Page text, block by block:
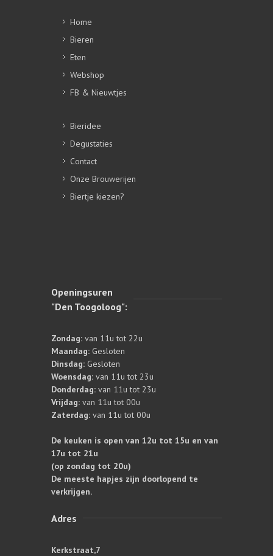
Home
Bieren
Eten
Webshop
FB & Nieuwtjes
Bieridee
Degustaties
Contact
Onze Brouwerijen
Biertje kiezen?
Openingsuren
"Den Toogoloog":
Zondag: van 11u tot 22u
Maandag: Gesloten
Dinsdag: Gesloten
Woensdag: van 11u tot 23u
Donderdag: van 11u tot 23u
Vrijdag: van 11u tot 00u
Zaterdag: van 11u tot 00u
De keuken is open van 12u tot 15u en van
17u tot 21u
(op zondag tot 20u)
De meeste hapjes zijn doorlopend te
verkrijgen.
Adres
Kerkstraat,7